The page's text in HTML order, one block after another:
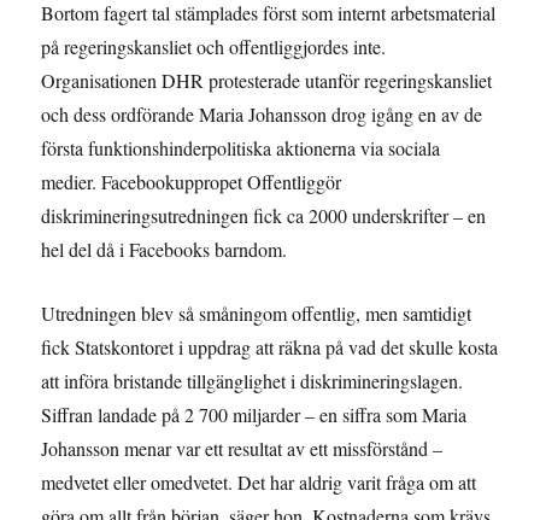
Bortom fagert tal stämplades först som internt arbetsmaterial
på regeringskansliet och offentliggjordes inte.
Organisationen DHR protesterade utanför regeringskansliet
och dess ordförande Maria Johansson drog igång en av de
första funktionshinderpolitiska aktionerna via sociala
medier. Facebookuppropet Offentliggör
diskrimineringsutredningen fick ca 2000 underskrifter – en
hel del då i Facebooks barndom.
Utredningen blev så småningom offentlig, men samtidigt
fick Statskontoret i uppdrag att räkna på vad det skulle kosta
att införa bristande tillgänglighet i diskrimineringslagen.
Siffran landade på 2 700 miljarder – en siffra som Maria
Johansson menar var ett resultat av ett missförstånd –
medvetet eller omedvetet. Det har aldrig varit fråga om att